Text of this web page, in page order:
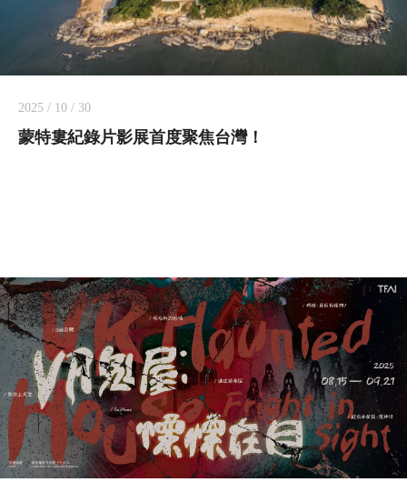
2025 / 10 / 30
蒙特婁紀錄片影展首度聚焦台灣！